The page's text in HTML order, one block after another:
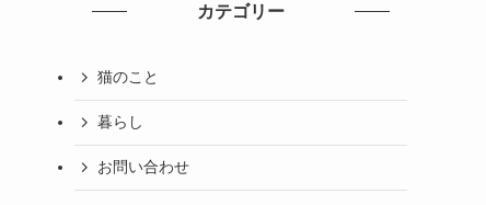
カテゴリー
猫のこと
暮らし
お問い合わせ